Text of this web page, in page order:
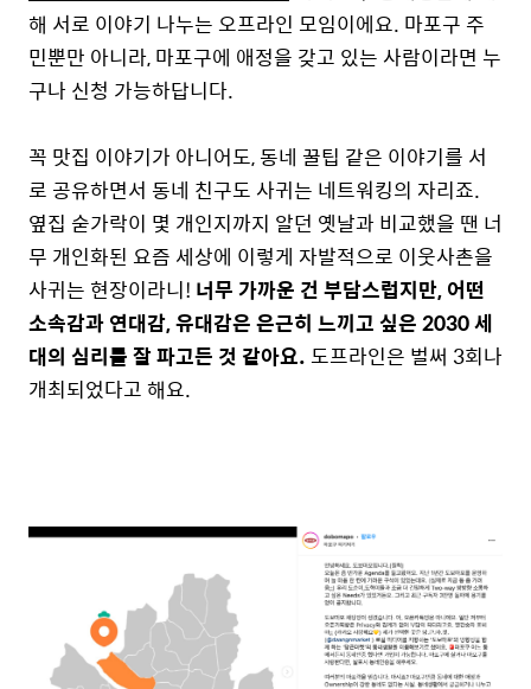
해 서로 이야기 나누는 오프라인 모임이에요. 마포구 주
민뿐만 아니라, 마포구에 애정을 갖고 있는 사람이라면 누
구나 신청 가능하답니다.
꼭 맛집 이야기가 아니어도, 동네 꿀팁 같은 이야기를 서
로 공유하면서 동네 친구도 사귀는 네트워킹의 자리죠.
옆집 숟가락이 몇 개인지까지 알던 옛날과 비교했을 땐 너
무 개인화된 요즘 세상에 이렇게 자발적으로 이웃사촌을
사귀는 현장이라니! 너무 가까운 건 부담스럽지만, 어떤
소속감과 연대감, 유대감은 은근히 느끼고 싶은 2030 세
대의 심리를 잘 파고든 것 같아요.도프라인은 벌써 3회나
개최되었다고 해요.